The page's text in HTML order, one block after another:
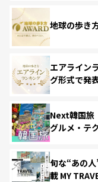
地球の歩き
エアライン
グ形式で発
Next韓国旅
グルメ・テ
旬な“あの
載 MY